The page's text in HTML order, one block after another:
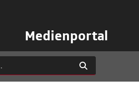
Medienportal